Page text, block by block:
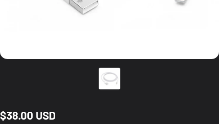
Precio normal
$38.00 USD